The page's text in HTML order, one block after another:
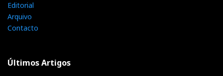
Editorial
Arquivo
Contacto
Últimos Artigos